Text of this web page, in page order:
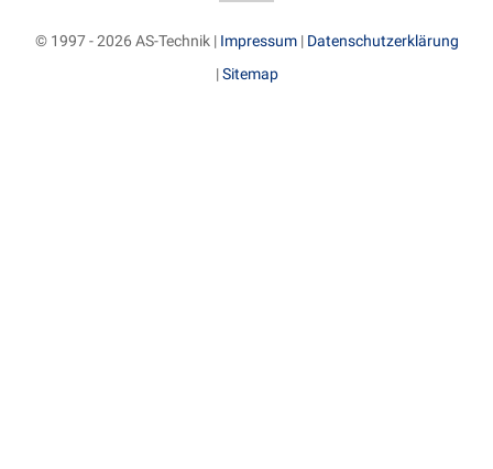
© 1997 - 2026 AS-Technik | Impressum| Datenschutzerklärung
|Sitemap